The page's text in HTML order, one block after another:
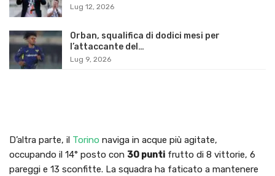
Lug 12, 2026
Orban, squalifica di dodici mesi per
l’attaccante del…
Lug 9, 2026
D’altra parte, il Torino naviga in acque più agitate,
occupando il 14° posto con 30 punti frutto di 8 vittorie, 6
pareggi e 13 sconfitte. La squadra ha faticato a mantenere